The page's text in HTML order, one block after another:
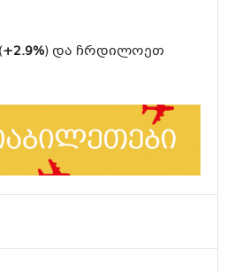
+2.9%) და ჩრდილოეთ